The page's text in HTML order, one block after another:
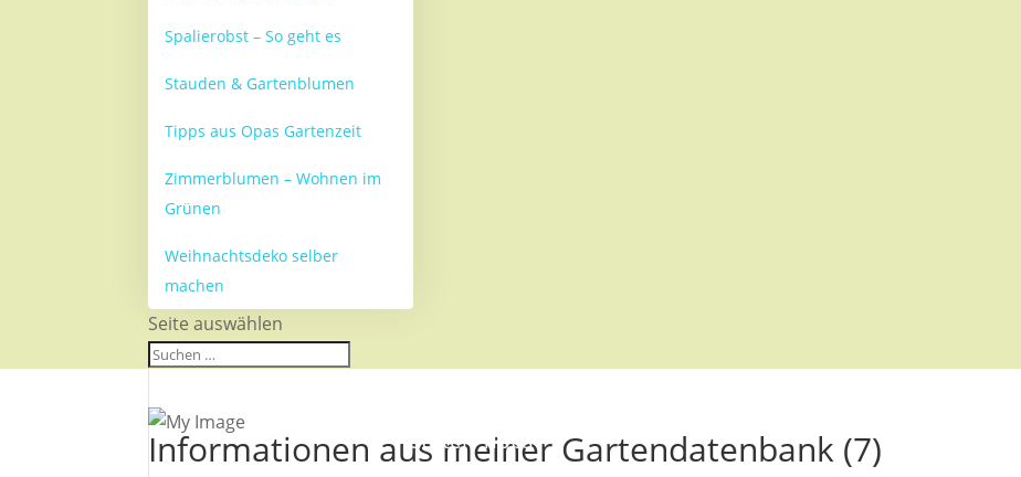
Spalierobst – So geht es
Stauden & Gartenblumen
Tipps aus Opas Gartenzeit
Zimmerblumen – Wohnen im
Grünen
Weihnachtsdeko selber
machen
Seite auswählen
Informationen aus meiner Gartendatenbank (7)
Garten-Tipps